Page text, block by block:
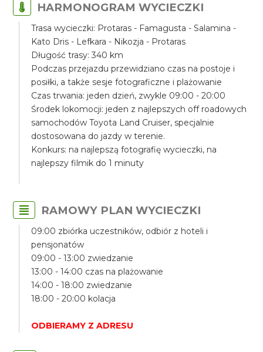
HARMONOGRAM WYCIECZKI
Trasa wycieczki: Protaras - Famagusta - Salamina -
Kato Dris - Lefkara - Nikozja - Protaras
Długość trasy: 340 km
Podczas przejazdu przewidziano czas na postoje i
posiłki, a także sesje fotograficzne i plażowanie
Czas trwania: jeden dzień, zwykle 09:00 - 20:00
Środek lokomocji: jeden z najlepszych off roadowych
samochodów Toyota Land Cruiser, specjalnie
dostosowana do jazdy w terenie.
Konkurs: na najlepszą fotografię wycieczki, na
najlepszy filmik do 1 minuty
RAMOWY PLAN WYCIECZKI
09:00 zbiórka uczestników, odbiór z hoteli i
pensjonatów
09:00 - 13:00 zwiedzanie
13:00 - 14:00 czas na plażowanie
14:00 - 18:00 zwiedzanie
18:00 - 20:00 kolacja
ODBIERAMY Z ADRESU